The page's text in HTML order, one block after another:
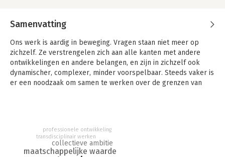
Samenvatting
Ons werk is aardig in beweging. Vragen staan niet meer op
zichzelf. Ze verstrengelen zich aan alle kanten met andere
ontwikkelingen en andere belangen, en zijn in zichzelf ook
dynamischer, complexer, minder voorspelbaar. Steeds vaker is
er een noodzaak om samen te werken over de grenzen van
collega’s met dezelfde behoefte, maar een ander ei?
- Hoe zien ‘opdrachten’ eruit als ze niet meer SMART gemaakt
kunnen worden?
maatschappelijke waarde
collectieve ambitie
transdisciplinair werken
professionele ontwikkeling